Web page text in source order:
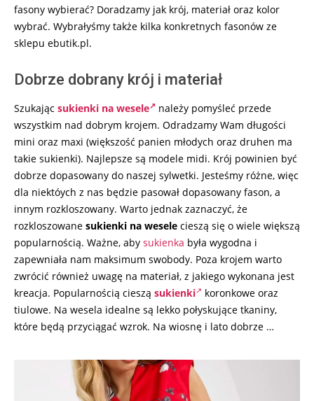
fasony wybierać? Doradzamy jak krój, materiał oraz kolor
wybrać. Wybrałyśmy także kilka konkretnych fasonów ze
sklepu ebutik.pl.
Dobrze dobrany krój i materiał
Szukając sukienki na wesele
należy pomyśleć przede
wszystkim nad dobrym krojem. Odradzamy Wam długości
mini oraz maxi (większość panien młodych oraz druhen ma
takie sukienki). Najlepsze są modele midi. Krój powinien być
dobrze dopasowany do naszej sylwetki. Jesteśmy różne, więc
dla niektóych z nas będzie pasował dopasowany fason, a
innym rozkloszowany. Warto jednak zaznaczyć, że
rozkloszowane sukienki na wesele cieszą się o wiele większą
popularnością. Ważne, aby sukienka była wygodna i
zapewniała nam maksimum swobody. Poza krojem warto
zwrócić również uwagę na materiał, z jakiego wykonana jest
kreacja. Popularnością cieszą sukienki
koronkowe oraz
tiulowe. Na wesela idealne są lekko połyskujące tkaniny,
które będą przyciągać wzrok. Na wiosnę i lato dobrze …